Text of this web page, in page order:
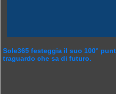
Sole365 festeggia il suo 100°
traguardo che sa di futuro.